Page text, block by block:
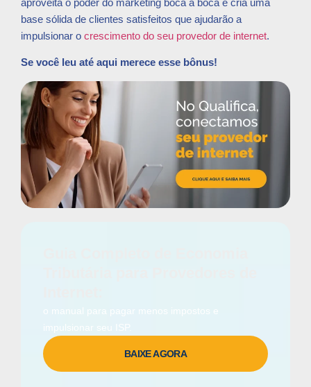
base sólida de clientes satisfeitos que ajudarão a
impulsionar o crescimento do seu provedor de internet.
Se você leu até aqui merece esse bônus!
o manual para pagar menos impostos e
impulsionar seu ISP.
BAIXE AGORA